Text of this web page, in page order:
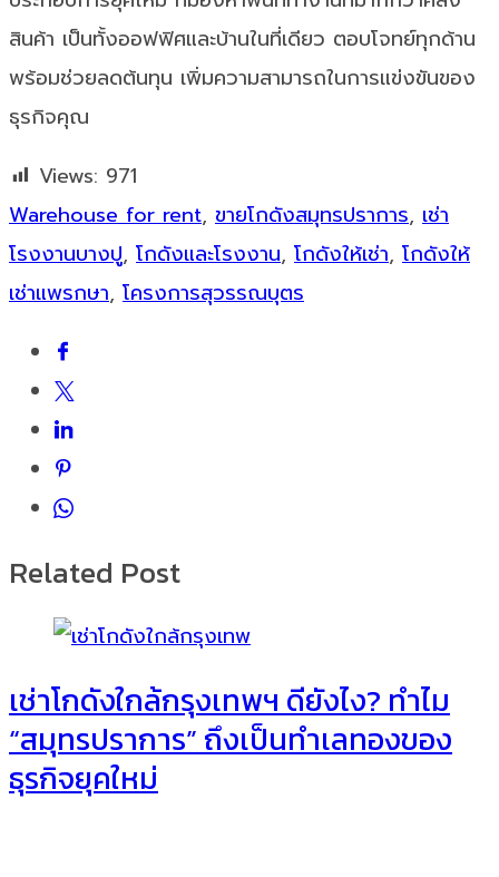
สินค้า เป็นทั้งออฟฟิศและบ้านในที่เดียว ตอบโจทย์ทุกด้าน
พร้อมช่วยลดต้นทุน เพิ่มความสามารถในการแข่งขันของ
ธุรกิจคุณ
Views: 971
Warehouse for rent, ขายโกดังสมุทรปราการ, เช่า
โรงงานบางปู, โกดังและโรงงาน, โกดังให้เช่า, โกดังให้
เช่าแพรกษา, โครงการสุวรรณบุตร
Related Post
เช่าโกดังใกล้กรุงเทพฯ ดียังไง? ทำไม
“สมุทรปราการ” ถึงเป็นทำเลทองของ
ธุรกิจยุคใหม่